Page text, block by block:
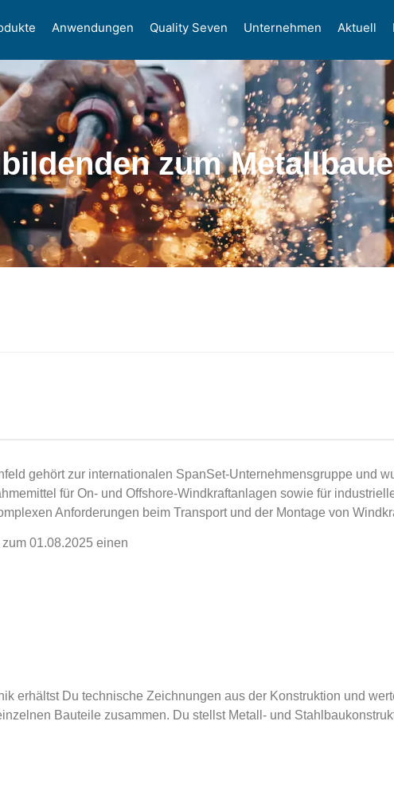
Anwendungen Quality Seven Unternehmen Aktuell
zum
gehört zur internationalen SpanSet-Unternehmensgruppe und
für On- und Offshore-Windkraftanlagen sowie für
Anforderungen beim Transport und der Montage von
01.08.2025 einen
erhältst Du technische Zeichnungen aus der Konstruktion und
Bauteile zusammen. Du stellst Metall- und